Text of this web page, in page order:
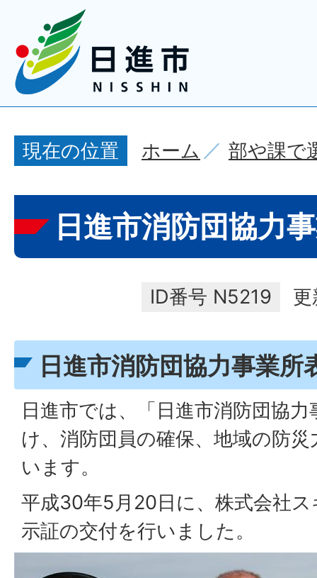
現在の位置 ホーム 部や課で
日進市消防団協力
ID番号 N5219
日進市消防団協力事業所
日進市では、「日進市消防団協
け、消防団員の確保、地域の防
います。
平成30年5月20日に、株式会社
示証の交付を行いました。